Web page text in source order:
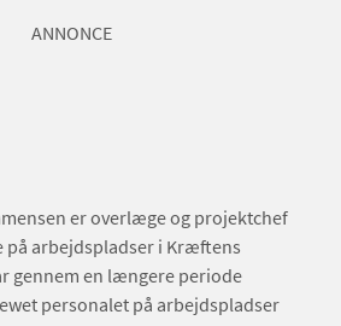
ANNONCE
er overlæge og projektchef
arbejdspladser i Kræftens
gennem en længere periode
personalet på arbejdspladser